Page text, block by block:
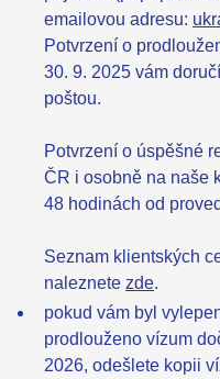
emailovou adresu:
Potvrzení o
30. 9. 2025 vám
poštou.
Potvrzení o úspěšné
ČR i osobně na naše
48 hodinách od
Seznam klientských
naleznete zde.
pokud vám byl
prodlouženo vízum
2026, odešlete kopii